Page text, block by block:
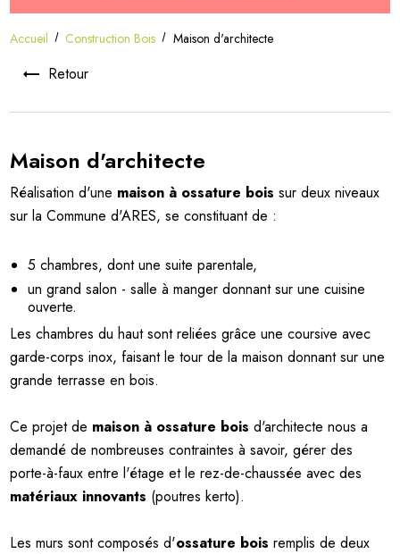
Accueil Construction Bois Maison d'architecte
Retour
Maison d'architecte
Réalisation d'une maison à ossature bois sur deux niveaux
sur la Commune d'ARES, se constituant de :
5 chambres, dont une suite parentale,
un grand salon - salle à manger donnant sur une cuisine
ouverte.
Les chambres du haut sont reliées grâce une coursive avec
garde-corps inox, faisant le tour de la maison donnant sur une
grande terrasse en bois.
Ce projet de maison à ossature bois d'architecte nous a
demandé de nombreuses contraintes à savoir, gérer des
porte-à-faux entre l'étage et le rez-de-chaussée avec des
matériaux innovants (poutres kerto).
Les murs sont composés d'ossature bois remplis de deux